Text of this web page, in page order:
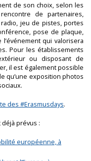
de son choix, selon les
de partenaires,
jeu de pistes, portes
pose de plaque,
qui valorisera
Pour les établissements
ou disposant de
il est également possible
qu’une exposition photos
des #Erasmusdays.
prévus :
européenne, à